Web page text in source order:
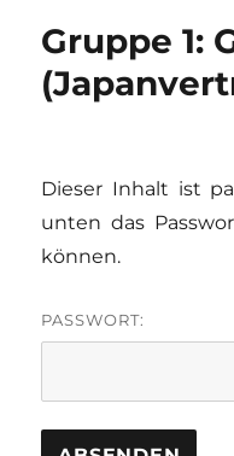
Gruppe 1:
Dieser Inhalt ist
unten das
können.
PASSWORT: